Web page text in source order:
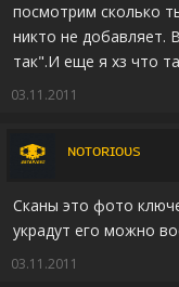
посмотрим сколько
никто не добавляет.
так".И еще я хз что
03.11.2011
ɴᴏᴛᴏʀɪᴏᴜs
Сканы это фото
украдут его можно
03.11.2011